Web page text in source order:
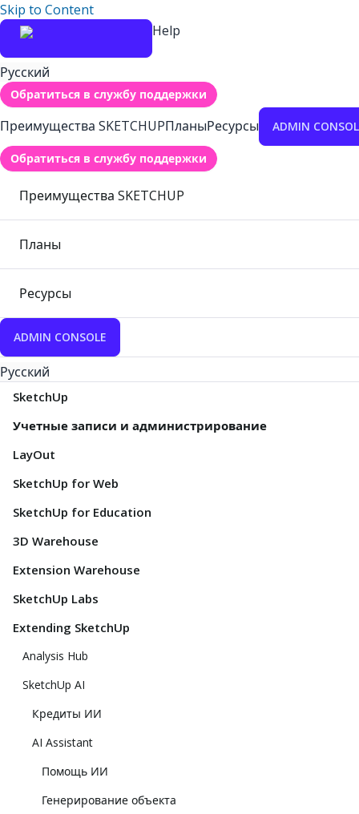
Skip to Content
Help
Русский
Обратиться в службу поддержки
Преимущества SKETCHUPПланыРесурсы ADMIN
Обратиться в службу поддержки
Преимущества SKETCHUP
Планы
Ресурсы
ADMIN CONSOLE
Русский
SketchUp
Учетные записи и администрирование
LayOut
SketchUp for Web
SketchUp for Education
3D Warehouse
Extension Warehouse
SketchUp Labs
Extending SketchUp
Analysis Hub
SketchUp AI
Кредиты ИИ
AI Assistant
Помощь ИИ
Генерирование объекта